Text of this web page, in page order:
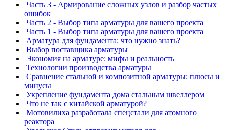
Часть 3 - Армирование сложных узлов и разбор частых
ошибок
Часть 2 - Выбор типа арматуры для вашего проекта
Часть 1 - Выбор типа арматуры для вашего проекта
Арматура для фундамента: что нужно знать?
Выбор поставщика арматуры
Экономия на арматуре: мифы и реальность
Технологии производства арматуры
Сравнение стальной и композитной арматуры: плюсы и
минусы
Укрепление фундамента дома стальным швеллером
Что не так с китайской арматурой?
Мотовилиха разработала спецстали для атомного
реактора